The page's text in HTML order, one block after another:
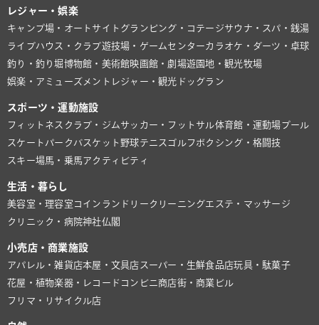
レジャー・娯楽
キャンプ場・オートサイト グランピング・コテージサウナ・スパ・銭湯
ライブハウス・クラブ遊技場・ゲームセンターカラオケ・ダーツ・卓球
釣り・釣り堀博物館・美術館映画館・劇場遊園地・観光牧場
娯楽・アミューズメント レジャー・観光 ドッグラン
スポーツ・運動施設
フィットネスクラブ・ジム サッカー・フットサル体育館・運動場プール
スケートパーク バスケット 野球テニス ゴルフ ボクシング・格闘技
スキー場馬・乗馬アクティビティ
生活・暮らし
美容室・理容室 コインランドリー クリーニングエステ・マッサージ
クリニック・病院神社仏閣
小売店・商業施設
アパレル・雑貨店本屋・文具店 スーパー・生鮮食品店玩具・駄菓子
花屋・植物楽器・レコード コンビニ商店街・商業ビル
フリマ・リサイクル店